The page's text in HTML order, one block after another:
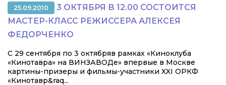
25.09.2010
3 ОКТЯБРЯ В 12.00 СОСТОИТСЯ
МАСТЕР-КЛАСС РЕЖИССЕРА АЛЕКСЕЯ
ФЕДОРЧЕНКО
С 29 сентября по 3 октябряв рамках «Киноклуба
«Кинотавра» на ВИНЗАВОДе» впервые в Москве
картины-призеры и фильмы-участники XXI ОРКФ
«Кинотавр&raq...